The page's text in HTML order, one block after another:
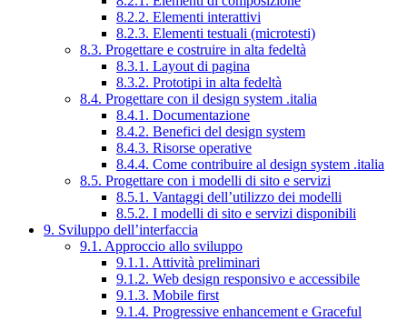
8.2.2. Elementi interattivi
8.2.3. Elementi testuali (microtesti)
8.3. Progettare e costruire in alta fedeltà
8.3.1. Layout di pagina
8.3.2. Prototipi in alta fedeltà
8.4. Progettare con il design system .italia
8.4.1. Documentazione
8.4.2. Benefici del design system
8.4.3. Risorse operative
8.4.4. Come contribuire al design system .italia
8.5. Progettare con i modelli di sito e servizi
8.5.1. Vantaggi dell’utilizzo dei modelli
8.5.2. I modelli di sito e servizi disponibili
9. Sviluppo dell’interfaccia
9.1. Approccio allo sviluppo
9.1.1. Attività preliminari
9.1.2. Web design responsivo e accessibile
9.1.3. Mobile first
9.1.4. Progressive enhancement e Graceful